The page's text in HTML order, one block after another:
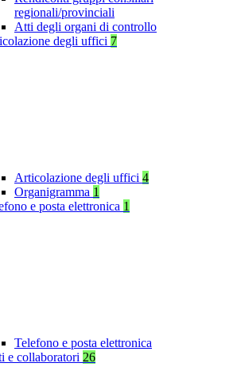
regionali/provinciali
Atti degli organi di controllo
degli uffici 7
Articolazione degli uffici 4
Organigramma 1
e posta elettronica 1
Telefono e posta elettronica
e collaboratori 26